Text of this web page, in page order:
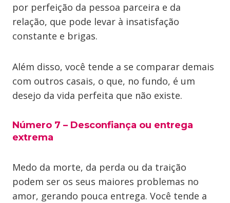
por perfeição da pessoa parceira e da
relação, que pode levar à insatisfação
constante e brigas.
Além disso, você tende a se comparar demais
com outros casais, o que, no fundo, é um
desejo da vida perfeita que não existe.
Número 7 – Desconfiança ou entrega
extrema
Medo da morte, da perda ou da traição
podem ser os seus maiores problemas no
amor, gerando pouca entrega. Você tende a